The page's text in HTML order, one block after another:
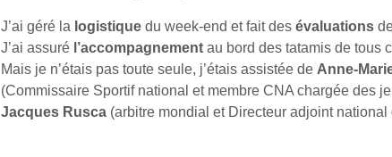
J’ai géré la logistique du week-end et fait des évaluations
J’ai assuré l’accompagnement au bord des tatamis de tous
Mais je n’étais pas toute seule, j’étais assistée de Anne-
(Commissaire Sportif national et membre CNA chargée des
Jacques Rusca (arbitre mondial et Directeur adjoint national